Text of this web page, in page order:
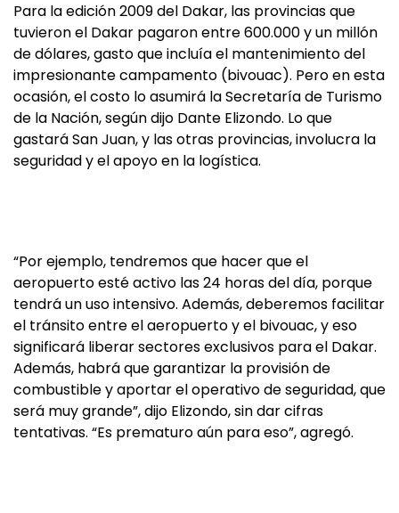
Para la edición 2009 del Dakar, las provincias que
tuvieron el Dakar pagaron entre 600.000 y un millón
de dólares, gasto que incluía el mantenimiento del
impresionante campamento (bivouac). Pero en esta
ocasión, el costo lo asumirá la Secretaría de Turismo
de la Nación, según dijo Dante Elizondo. Lo que
gastará San Juan, y las otras provincias, involucra la
seguridad y el apoyo en la logística.
“Por ejemplo, tendremos que hacer que el
aeropuerto esté activo las 24 horas del día, porque
tendrá un uso intensivo. Además, deberemos facilitar
el tránsito entre el aeropuerto y el bivouac, y eso
significará liberar sectores exclusivos para el Dakar.
Además, habrá que garantizar la provisión de
combustible y aportar el operativo de seguridad, que
será muy grande”, dijo Elizondo, sin dar cifras
tentativas. “Es prematuro aún para eso”, agregó.